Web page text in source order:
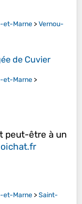
et-Marne >Vernou-
de Cuvier
et-Marne >
peut-être à un
et-Marne >Saint-